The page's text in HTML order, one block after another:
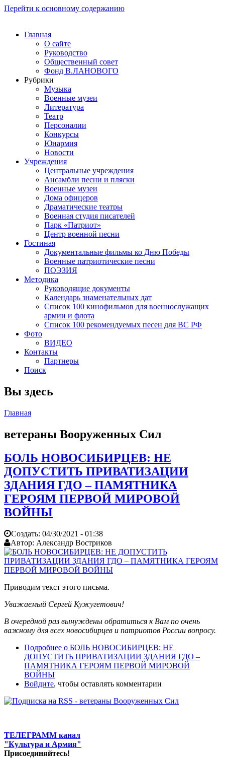
Перейти к основному содержанию
Главная
О сайте
Руководство
Общественный совет
Фонд В.ЛАНОВОГО
Рубрики
Музыка
Военные музеи
Литература
Театр
Персоналии
Конкурсы
Юнармия
Новости
Учреждения
Центральные учреждения
Ансамбли песни и пляски
Военные музеи
Дома офицеров
Драматические театры
Военная студия писателей
Парк «Патриот»
Центр военной песни
Гостиная
Документальные фильмы ко Дню Победы
Военные патриотические песни
ПОЭЗИЯ
Методика
Руководящие документы
Календарь знаменательных дат
Список 100 кинофильмов для военнослужащих
армии и флота
Список 100 рекомендуемых песен для ВС РФ
Фото
ВИДЕО
Контакты
Партнеры
Поиск
Вы здесь
Главная
ветераны Вооруженных Сил
БОЛЬ НОВОСИБИРЦЕВ: НЕ
ДОПУСТИТЬ ПРИВАТИЗАЦИИ
ЗДАНИЯ ГДО – ПАМЯТНИКА
ГЕРОЯМ ПЕРВОЙ МИРОВОЙ
ВОЙНЫ
Создать: 04/30/2021 - 01:38
Автор: Александр Востриков
Приводим текст этого письма.
Уважаемый Сергей Кужугетович!
В очередной раз вынуждены обратиться к Вам по очень
важному для всех новосибирцев и патриотов России вопросу.
Подробнее о БОЛЬ НОВОСИБИРЦЕВ: НЕ
ДОПУСТИТЬ ПРИВАТИЗАЦИИ ЗДАНИЯ ГДО –
ПАМЯТНИКА ГЕРОЯМ ПЕРВОЙ МИРОВОЙ
ВОЙНЫ
Войдите, чтобы оставлять комментарии
ТЕЛЕГРАММ канал
"Культура и Армия"
Присоединяйтесь!